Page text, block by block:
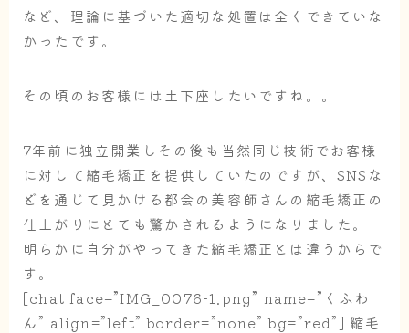
など、 理論に基づいた適切な処置は全くできていな
かった です。
その頃のお客様には土下座したいですね。。
7年前に独立開業しその後も当然同じ技術でお客様
に対して縮毛矯正を提供していたのですが、SNSな
どを通じて見かける都会の美容師さんの縮毛矯正の
仕上がりにとても驚かされるようになりました。
明らかに自分がやってきた縮毛矯正とは違うからで
す。
[chat face=”IMG_0076-1.png” name=”くふわ
ん” align=”left” border=”none” bg=”red”] 縮毛